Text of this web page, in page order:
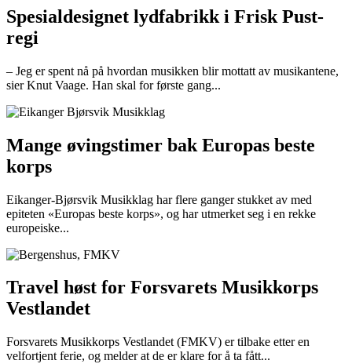
Spesialdesignet lydfabrikk i Frisk Pust-
regi
– Jeg er spent nå på hvordan musikken blir mottatt av musikantene,
sier Knut Vaage. Han skal for første gang...
Mange øvingstimer bak Europas beste
korps
Eikanger-Bjørsvik Musikklag har flere ganger stukket av med
epiteten «Europas beste korps», og har utmerket seg i en rekke
europeiske...
Travel høst for Forsvarets Musikkorps
Vestlandet
Forsvarets Musikkorps Vestlandet (FMKV) er tilbake etter en
velfortjent ferie, og melder at de er klare for å ta fått...